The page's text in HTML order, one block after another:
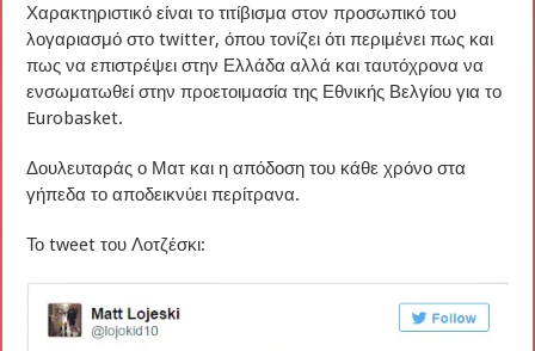
Χαρακτηριστικό είναι το τιτίβισμα στον προσωπικό του
λογαριασμό στο twitter, όπου τονίζει ότι περιμένει πως και
πως να επιστρέψει στην Ελλάδα αλλά και ταυτόχρονα να
ενσωματωθεί στην προετοιμασία της Εθνικής Βελγίου για το
Eurobasket.
Δουλευταράς ο Ματ και η απόδοση του κάθε χρόνο στα
γήπεδα το αποδεικνύει περίτρανα.
Το tweet του Λοτζέσκι: